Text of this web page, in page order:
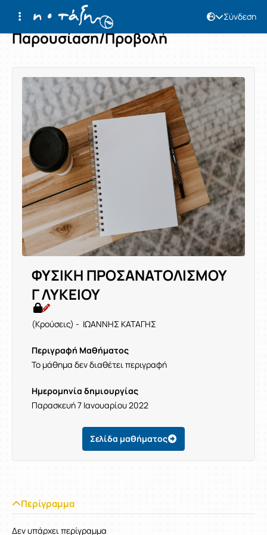
Σύνδεση
Παρουσίαση/Προβολή
ΦΥΣΙΚΗ ΠΡΟΣΑΝΑΤΟΛΙΣΜΟΥ
Γ ΛΥΚΕΙΟΥ
(Κρούσεις) - ΙΩΑΝΝΗΣ ΚΑΤΑΓΗΣ
Περιγραφή Μαθήματος
Το μάθημα δεν διαθέτει περιγραφή
Ημερομηνία δημιουργίας
Παρασκευή 7 Ιανουαρίου 2022
Σελίδα μαθήματος
Περίγραμμα
Δεν υπάρχει περίγραμμα